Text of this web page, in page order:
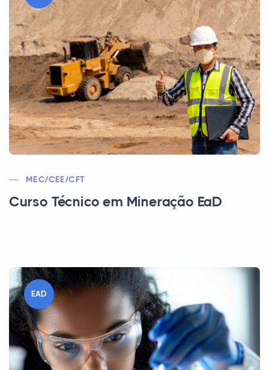
MEC/CEE/CFT
Curso Técnico em Mineração EaD
EAD